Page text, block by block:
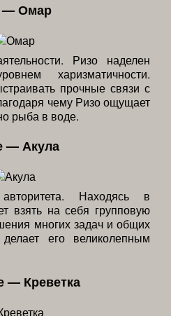
— Омар
Ризо наделен
харизматичности.
прочные связи с
чему Ризо ощущает
рыба в воде.
— Акула
Находясь в
взять на себя групповую
многих задач и общих
его великолепным
— Креветка